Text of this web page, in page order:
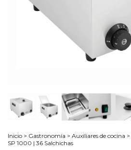
Inicio > Gastronomía > Auxiliares de cocina >
SP 1000 | 36 Salchichas